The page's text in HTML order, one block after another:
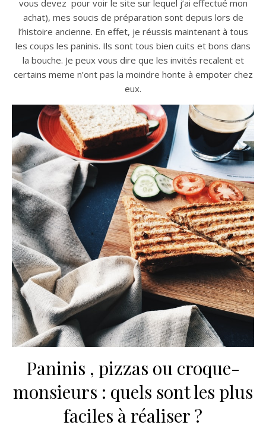
vous devez pour voir le site sur lequel j’ai effectué mon
achat), mes soucis de préparation sont depuis lors de
l’histoire ancienne. En effet, je réussis maintenant à tous
les coups les paninis. Ils sont tous bien cuits et bons dans
la bouche. Je peux vous dire que les invités recalent et
certains meme n’ont pas la moindre honte à empoter chez
eux.
Paninis , pizzas ou croque-
monsieurs : quels sont les plus
faciles à réaliser ?